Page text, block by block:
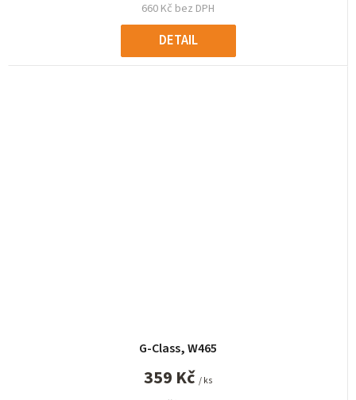
660 Kč bez DPH
DETAIL
G-Class, W465
359 Kč / ks